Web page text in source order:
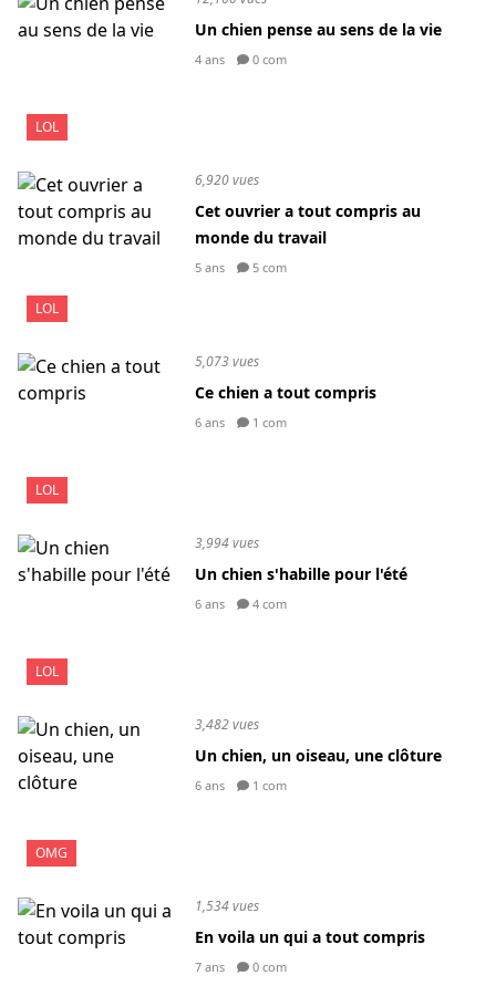
LOL
Un chien pense au sens de la vie
4 ans 0 com
LOL
6,920 vues
Cet ouvrier a tout compris au
monde du travail
5 ans 5 com
LOL
5,073 vues
Ce chien a tout compris
6 ans 1 com
LOL
3,994 vues
Un chien s'habille pour l'été
6 ans 4 com
OMG
3,482 vues
Un chien, un oiseau, une clôture
6 ans 1 com
1,534 vues
En voila un qui a tout compris
7 ans 0 com